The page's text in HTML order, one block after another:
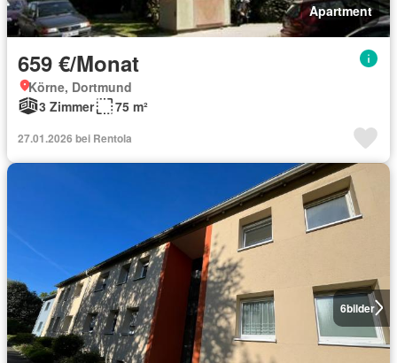
Apartment
659 €/Monat
Körne, Dortmund
3 Zimmer
75 m²
27.01.2026 bei Rentola
6bilder